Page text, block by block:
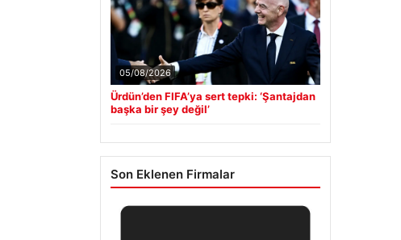
05/08/2026
Ürdün’den FIFA’ya sert tepki: ‘Şantajdan
başka bir şey değil’
Son Eklenen Firmalar